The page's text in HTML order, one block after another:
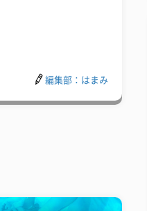
編集部：はまみ